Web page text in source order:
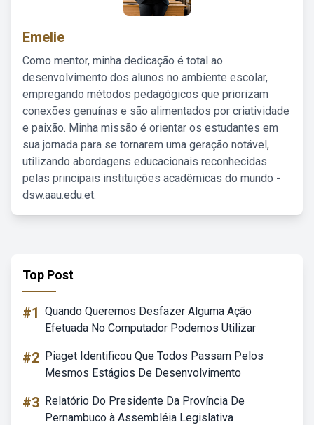
Emelie
Como mentor, minha dedicação é total ao
desenvolvimento dos alunos no ambiente escolar,
empregando métodos pedagógicos que priorizam
conexões genuínas e são alimentados por criatividade
e paixão. Minha missão é orientar os estudantes em
sua jornada para se tornarem uma geração notável,
utilizando abordagens educacionais reconhecidas
pelas principais instituições acadêmicas do mundo -
dsw.aau.edu.et.
Top Post
#1 Quando Queremos Desfazer Alguma Ação
Efetuada No Computador Podemos Utilizar
#2 Piaget Identificou Que Todos Passam Pelos
Mesmos Estágios De Desenvolvimento
#3 Relatório Do Presidente Da Província De
Pernambuco à Assembléia Legislativa